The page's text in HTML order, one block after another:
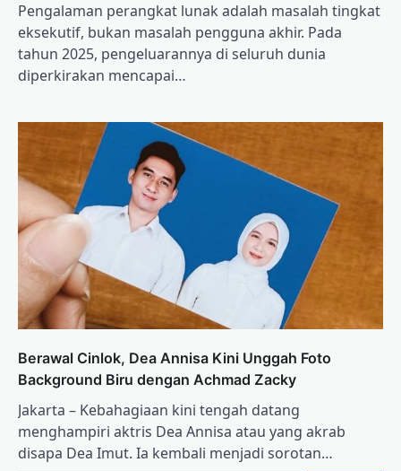
Pengalaman perangkat lunak adalah masalah tingkat
eksekutif, bukan masalah pengguna akhir. Pada
tahun 2025, pengeluarannya di seluruh dunia
diperkirakan mencapai…
Berawal Cinlok, Dea Annisa Kini Unggah Foto
Background Biru dengan Achmad Zacky
Jakarta – Kebahagiaan kini tengah datang
menghampiri aktris Dea Annisa atau yang akrab
disapa Dea Imut. Ia kembali menjadi sorotan…